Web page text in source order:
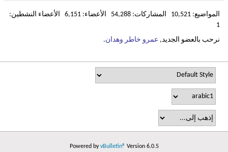
المواضيع: 10,521 المشاركات: 54,288 الأعضاء: 6,151 الأعضاء النشطين:
1
نرحب بالعضو الجديد, عمرو خاطر وهدان.
Powered byvBulletin® Version 6.0.5